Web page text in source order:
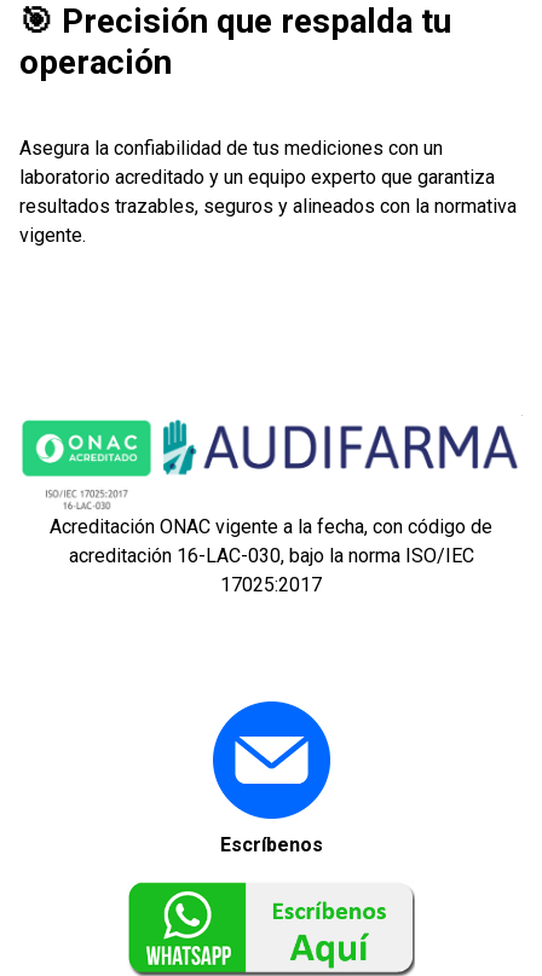
🎯 Precisión que respalda tu
operación
Asegura la confiabilidad de tus mediciones con un
laboratorio acreditado y un equipo experto que garantiza
resultados trazables, seguros y alineados con la normativa
vigente.
Acreditación ONAC vigente a la fecha, con código de
acreditación 16-LAC-030, bajo la norma ISO/IEC
17025:2017
Escríbenos